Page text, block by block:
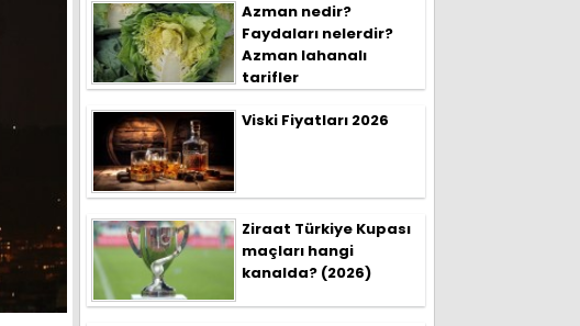
Azman nedir?
Faydaları nelerdir?
Azman lahanalı
tarifler
Viski Fiyatları 2026
Ziraat Türkiye Kupası
maçları hangi
kanalda? (2026)